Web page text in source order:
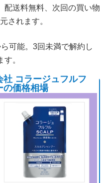
配送料無料、次回の買い物
されます。
可能。3回未満で解約し
。
コラージュフルフ
の価格相場